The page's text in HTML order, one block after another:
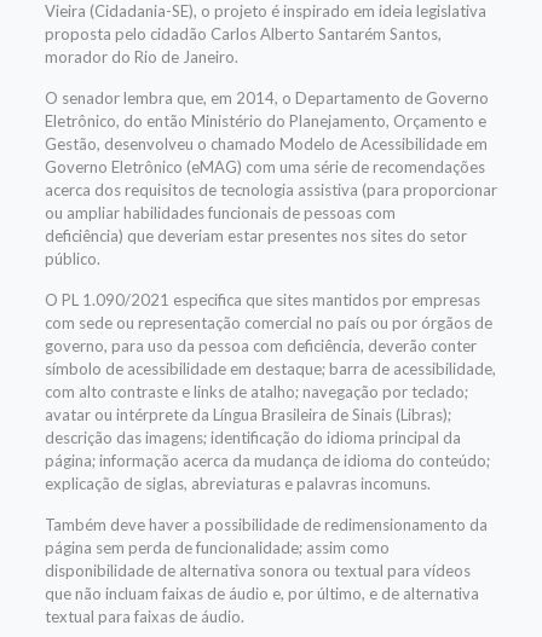
Vieira (Cidadania-SE), o projeto é inspirado em ideia legislativa
proposta pelo cidadão Carlos Alberto Santarém Santos,
morador do Rio de Janeiro.
O senador lembra que, em 2014, o Departamento de Governo
Eletrônico, do então Ministério do Planejamento, Orçamento e
Gestão, desenvolveu o chamado Modelo de Acessibilidade em
Governo Eletrônico (eMAG) com uma série de recomendações
acerca dos requisitos de tecnologia assistiva (para proporcionar
ou ampliar habilidades funcionais de pessoas com
deficiência) que deveriam estar presentes nos sites do setor
público.
O PL 1.090/2021 especifica que sites mantidos por empresas
com sede ou representação comercial no país ou por órgãos de
governo, para uso da pessoa com deficiência, deverão conter
símbolo de acessibilidade em destaque; barra de acessibilidade,
com alto contraste e links de atalho; navegação por teclado;
avatar ou intérprete da Língua Brasileira de Sinais (Libras);
descrição das imagens; identificação do idioma principal da
página; informação acerca da mudança de idioma do conteúdo;
explicação de siglas, abreviaturas e palavras incomuns.
Também deve haver a possibilidade de redimensionamento da
página sem perda de funcionalidade; assim como
disponibilidade de alternativa sonora ou textual para vídeos
que não incluam faixas de áudio e, por último, e de alternativa
textual para faixas de áudio.